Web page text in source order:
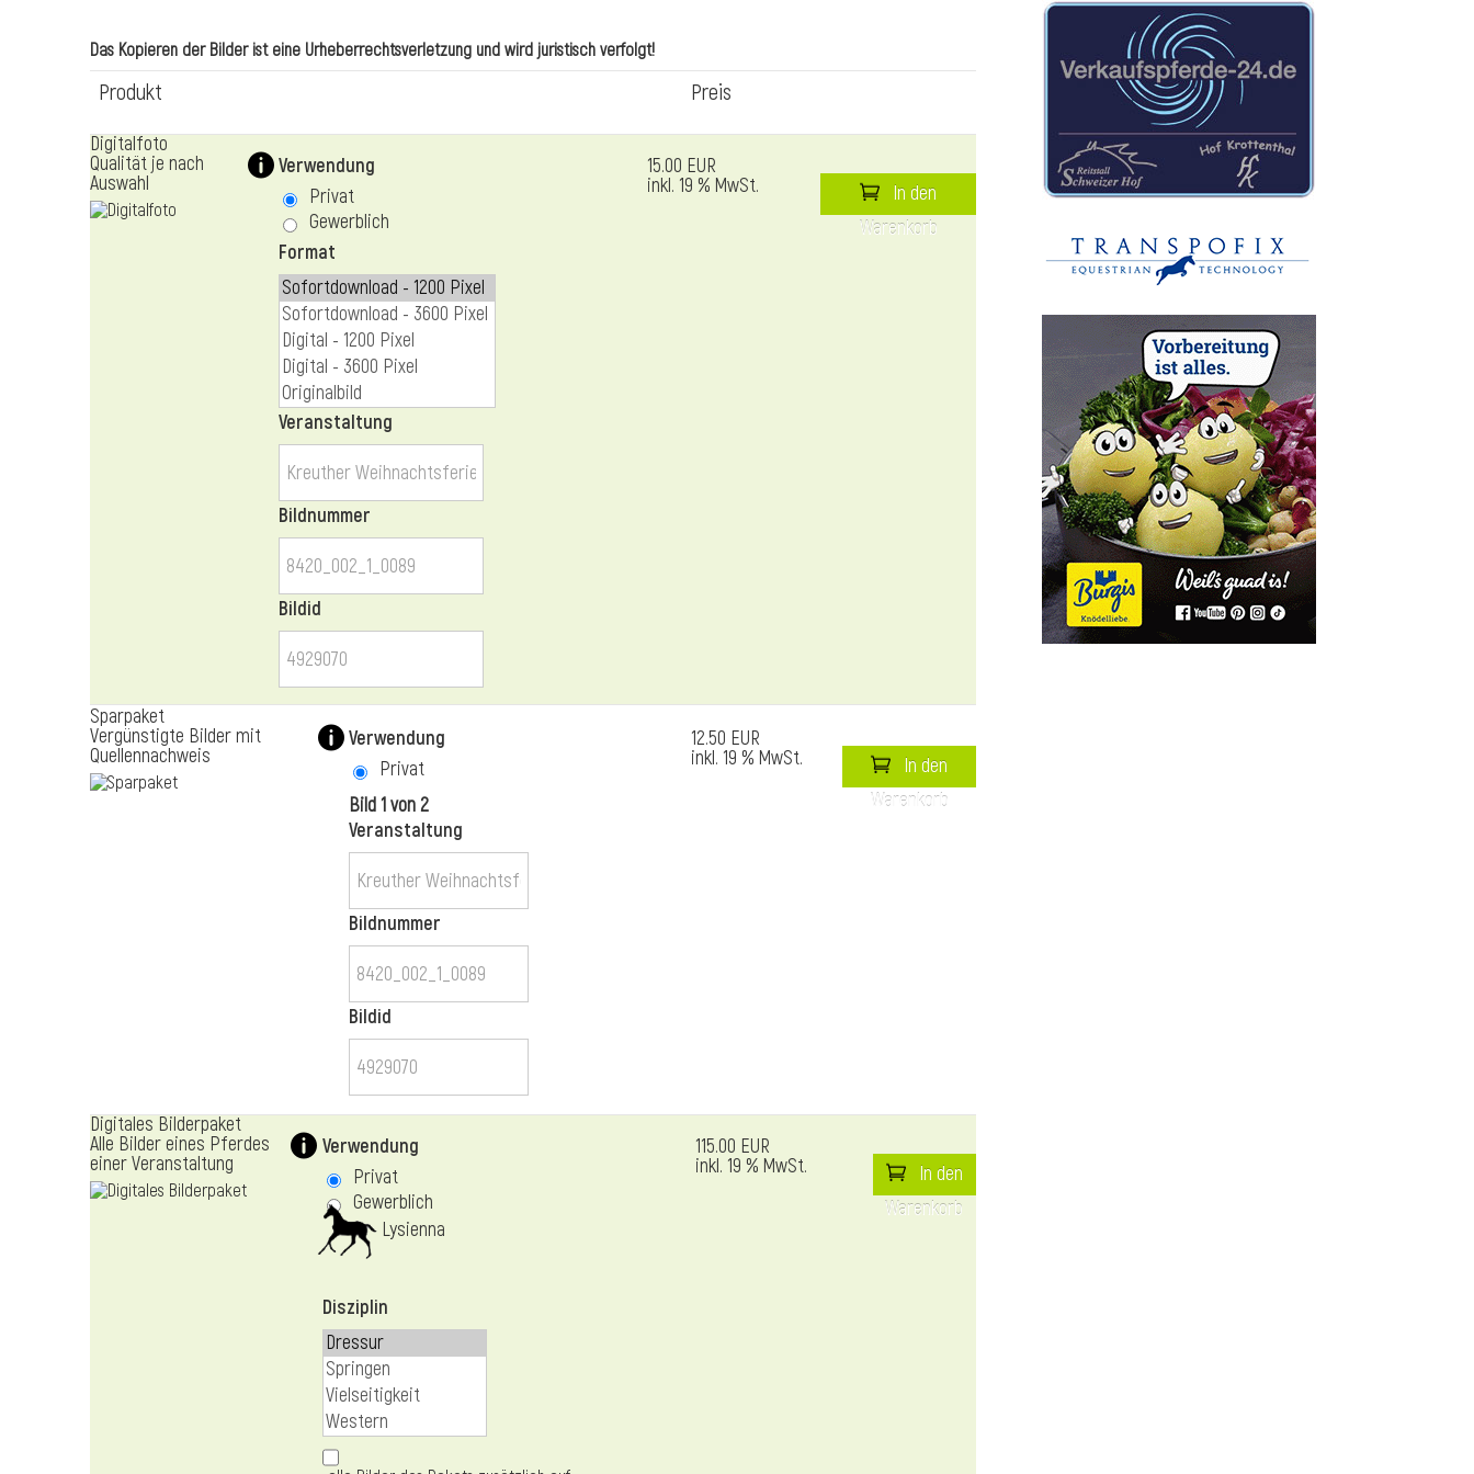
Das Kopieren der Bilder ist eine Urheberrechtsverletzung und wird juristisch verfolgt!
Produkt Preis
Digitalfoto
Qualität je nach
Auswahl
Verwendung
Privat
Gewerblich
Format
Veranstaltung
Bildnummer
Bildid
15.00 EUR
inkl. 19 % MwSt.
In den
Warenkorb
Sparpaket
Vergünstigte Bilder mit
Quellennachweis
Verwendung
Privat
Bild 1 von 2
Veranstaltung
Bildnummer
Bildid
12.50 EUR
inkl. 19 % MwSt.
In den
Warenkorb
Digitales Bilderpaket
Alle Bilder eines Pferdes
einer Veranstaltung
Lysienna
Verwendung
Privat
Gewerblich
Disziplin
115.00 EUR
inkl. 19 % MwSt.
In den
Warenkorb